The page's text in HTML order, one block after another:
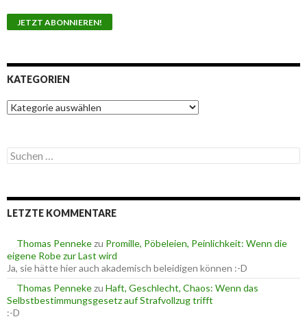
KATEGORIEN
K
a
g
o
n
S
u
e
n
c
h
:
LETZTE KOMMENTARE
Thomas Pennekezu Promille, Pöbeleien, Peinlichkeit: Wenn die
eigene Robe zur Last wird
Ja, sie hätte hier auch akademisch beleidigen können :-D
Thomas Pennekezu Haft, Geschlecht, Chaos: Wenn das
Selbstbestimmungsgesetz auf Strafvollzug trifft
:-D